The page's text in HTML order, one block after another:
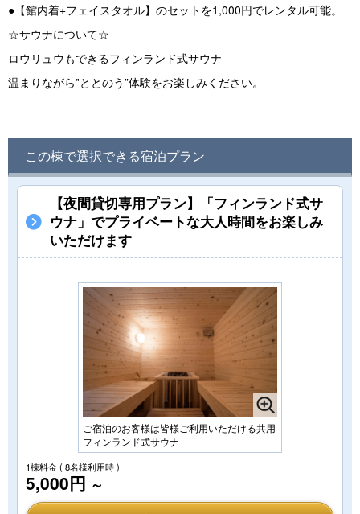
●【館内着+フェイスタオル】のセットを1,000円でレンタル可能。
☆サウナについて☆
ロウリュウもできるフィンランド式サウナ
温まりながら‟ととのう”体験をお楽しみください。
この棟で選択できる宿泊プラン
【夜間貸切専用プラン】「フィンランド式サ
ウナ」でプライベートな大人時間をお楽しみ
いただけます
ご宿泊のお客様は皆様ご利用いただける共用
フィンランド式サウナ
1棟料金( 8名様利用時 )
5,000円 ～